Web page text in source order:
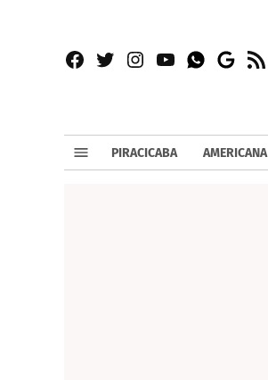
Facebook
TwitterInstagram
YouTubeWhatsapp
Google
RSS
PIRACICABA AMERICANA